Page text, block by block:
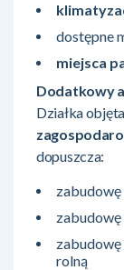
dostępne
miejsca
Dodatkowy
Działka objęta
dopuszcza:
zabudowę
zabudowę
rolną